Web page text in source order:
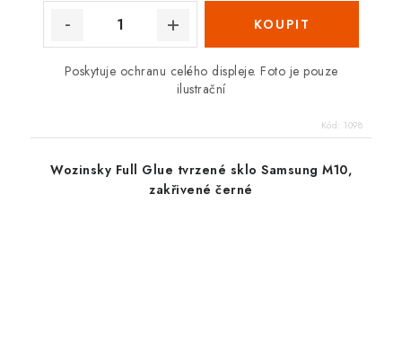
Poskytuje ochranu celého displeje. Foto je pouze
ilustrační
Kód: 1098
Wozinsky Full Glue tvrzené sklo Samsung M10,
zakřivené černé